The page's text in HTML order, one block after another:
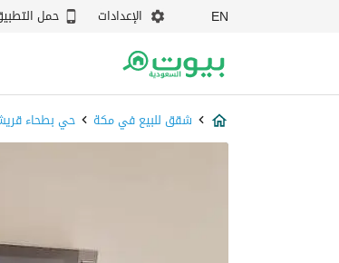
EN الإعدادات حمل
شقق للبيع في مكة حي بطحاء